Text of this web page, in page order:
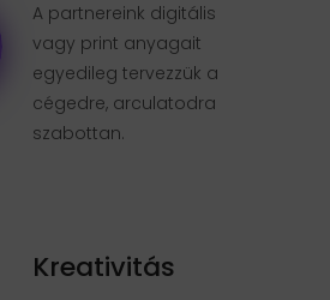
A partnereink digitális
vagy print anyagait
egyedileg tervezzük a
cégedre, arculatodra
szabottan.
Kreativitás